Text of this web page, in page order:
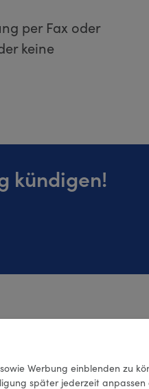
per Fax oder
keine
kündigen!
Werbung einblenden zu
später jederzeit